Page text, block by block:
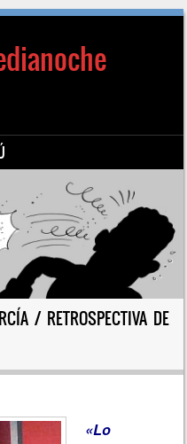
/ RETROSPECTIVA DE
«Lo